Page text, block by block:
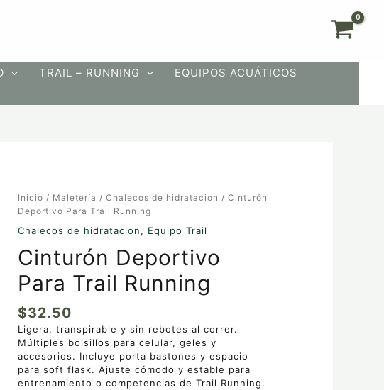
TRAIL – RUNNING
EQUIPOS ACUÁTICOS
Inicio / Maletería /Chalecos de hidratacion / Cinturón
Deportivo Para Trail Running
Chalecos de hidratacion, Equipo Trail
Cinturón Deportivo
Para Trail Running
$32.50
Ligera, transpirable y sin rebotes al correr.
Múltiples bolsillos para celular, geles y
accesorios. Incluye porta bastones y espacio
para soft flask. Ajuste cómodo y estable para
entrenamiento o competencias de Trail Running.
Cinturón
Deportivo
Trail
Running
cantidad